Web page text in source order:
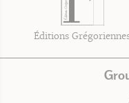
Éditions